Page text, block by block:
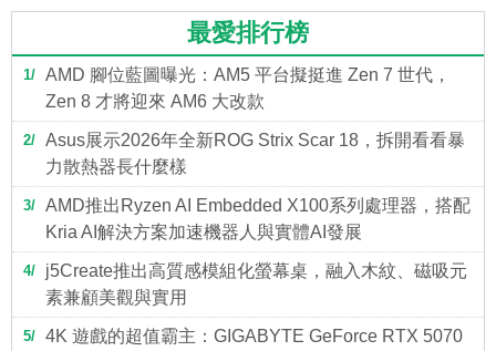
最愛排行榜
1
AMD 腳位藍圖曝光：AM5 平台擬挺進 Zen 7 世代，
Zen 8 才將迎來 AM6 大改款
2
Asus展示2026年全新ROG Strix Scar 18，拆開看看暴
力散熱器長什麼樣
3
AMD推出Ryzen AI Embedded X100系列處理器，搭配
Kria AI解決方案加速機器人與實體AI發展
4
j5Create推出高質感模組化螢幕桌，融入木紋、磁吸元
素兼顧美觀與實用
5 4K 遊戲的超值霸主：GIGABYTE GeForce RTX 5070